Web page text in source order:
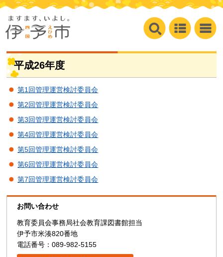
平成26年度
第1回管理運営検討委員会
第2回管理運営検討委員会
第3回管理運営検討委員会
第4回管理運営検討委員会
第5回管理運営検討委員会
第6回管理運営検討委員会
第7回管理運営検討委員会
お問い合わせ
教育委員会事務局社会教育課図書館担当
伊予市米湊820番地
電話番号：089-982-5155